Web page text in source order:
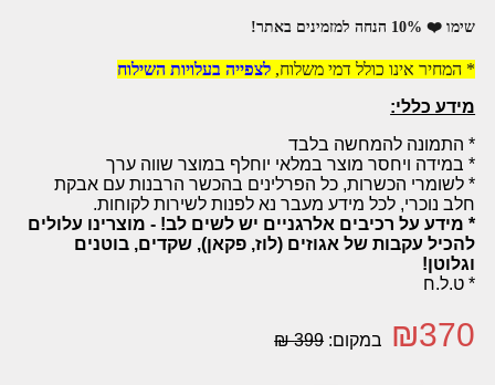
שימו ❤️ 10% הנחה למזמינים באתר!
* המחיר אינו כולל דמי משלוח, לצפייה בעלויות השילוח
מידע כללי:
* התמונה להמחשה בלבד
* במידה ויחסר מוצר במלאי יוחלף במוצר שווה ערך
* לשומרי הכשרות, כל הפרלינים בהכשר הרבנות עם אבקת
חלב נוכרי, לכל מידע מעבר נא לפנות לשירות לקוחות.
* מידע על רכיבים אלרגניים יש לשים לב! - מוצרינו עלולים
להכיל עקבות של אגוזים (לוז, פקאן), שקדים, בוטנים
וגלוטן!
* ט.ל.ח
₪370 במקום: 399 ₪